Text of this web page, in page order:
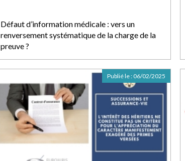
Défaut d’information médicale : vers un
renversement systématique de la charge de la
preuve ?
Publié le : 06/02/2025